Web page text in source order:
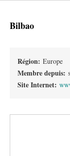
Bilbao
Région: Europe
Membre depuis:
Site Internet: